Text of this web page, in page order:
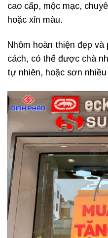
cao cấp, mộc mạc,
hoặc xỉn màu.
Nhôm hoàn thiện đẹp
cách, có thể được chà
tự nhiên, hoặc sơn